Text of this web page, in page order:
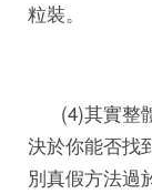
粒裝。
(4)其實整
決於你能否找
別真假方法過